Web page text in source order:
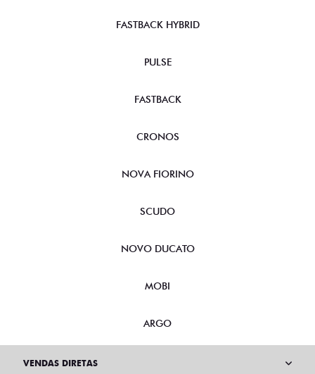
FASTBACK HYBRID
PULSE
FASTBACK
CRONOS
NOVA FIORINO
SCUDO
NOVO DUCATO
MOBI
ARGO
VENDAS DIRETAS